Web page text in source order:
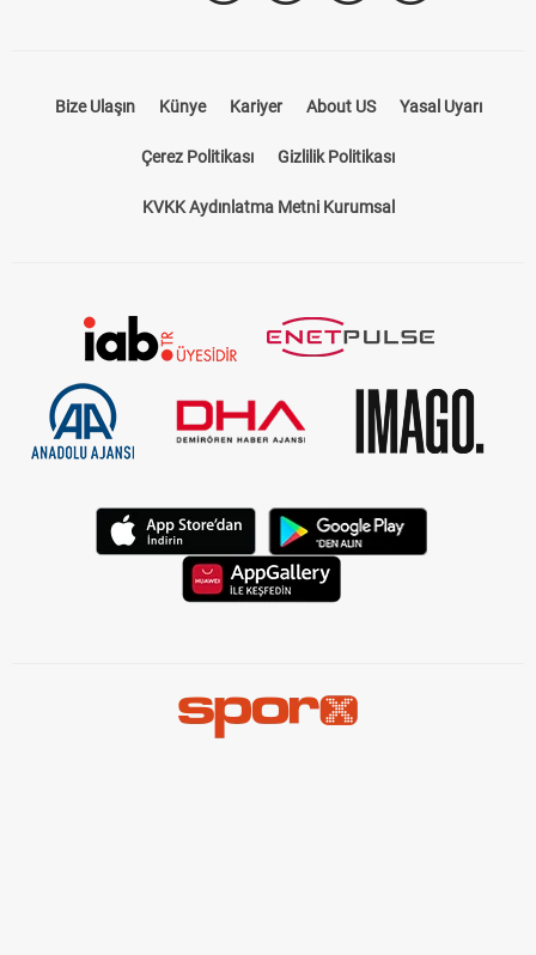
Bize Ulaşın Künye Kariyer About US Yasal Uyarı
Çerez Politikası Gizlilik Politikası
KVKK Aydınlatma Metni Kurumsal